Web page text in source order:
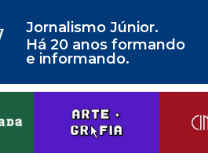
Jornalismo Júnior.
Há 20 anos formando
e informando.